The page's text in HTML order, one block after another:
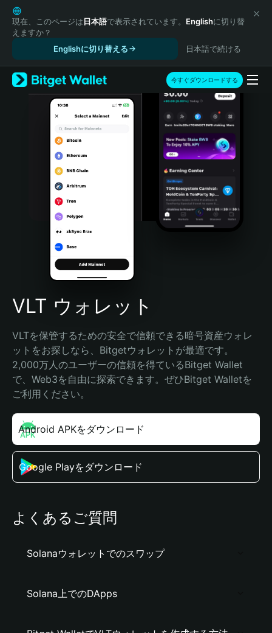
English
日本語
Tiếng Việt
Español (Latinoamérica)
Türkçe
Italiano
Português (Portugal)
Bahasa Indonesia
Português (Brasil)
Español (Argentina)
現在、このページは日本語で表示されています。 Englishに切り替
えますか？
Englishに切り替える
日本語で続ける
今すぐダウンロードする
VLT ウォレット
VLTを保管するための安全で信頼できる暗号資産ウォレ
ットをお探しなら、Bitgetウォレットが最適です。
2,000万人のユーザーの信頼を得ているBitget Wallet
で、Web3を自由に探索できます。ぜひBitget Walletを
ご利用ください。
Android APKをダウンロード
Google Playをダウンロード
よくあるご質問
Solanaウォレットでのスワップ
Solana上でのDApps